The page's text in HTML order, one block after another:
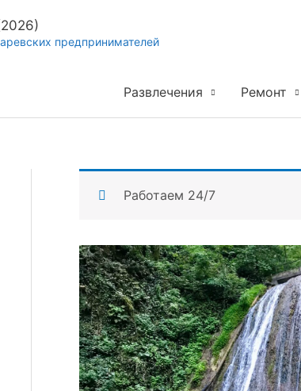
предпринимателей
Развлечения Ремонт
Работаем 24/7